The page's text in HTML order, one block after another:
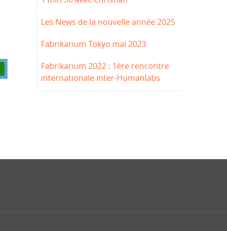
Les News de la nouvelle année 2025
Fabrikarium Tokyo mai 2023
Fabrikarium 2022 : 1ère rencontre
internationale inter-Humanlabs